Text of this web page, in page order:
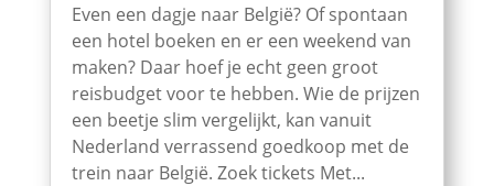
Even een dagje naar België? Of spontaan
een hotel boeken en er een weekend van
maken? Daar hoef je echt geen groot
reisbudget voor te hebben. Wie de prijzen
een beetje slim vergelijkt, kan vanuit
Nederland verrassend goedkoop met de
trein naar België. Zoek tickets Met...